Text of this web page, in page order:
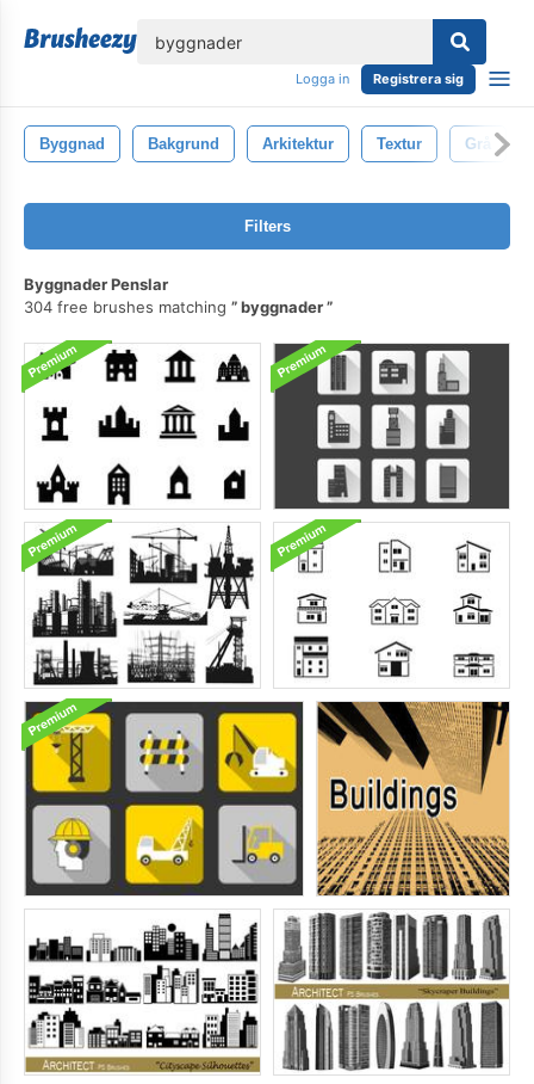
Logga in Registrera sig
Byggnad Bakgrund Arkitektur Textur Grå
Filters
Byggnader Penslar
304 free brushes matching
byggnader